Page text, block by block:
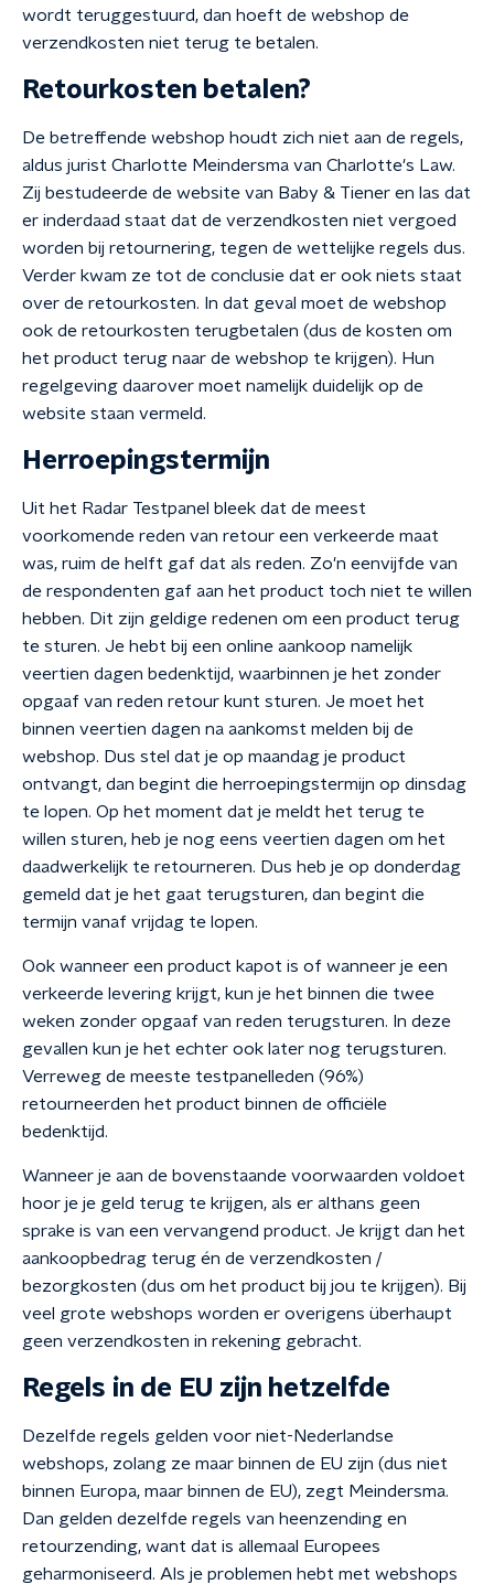
wordt teruggestuurd, dan hoeft de webshop de
verzendkosten niet terug te betalen.
Retourkosten betalen?
De betreffende webshop houdt zich niet aan de regels,
aldus jurist Charlotte Meindersma van Charlotte's Law.
Zij bestudeerde de website van Baby & Tiener en las dat
er inderdaad staat dat de verzendkosten niet vergoed
worden bij retournering, tegen de wettelijke regels dus.
Verder kwam ze tot de conclusie dat er ook niets staat
over de retourkosten. In dat geval moet de webshop
ook de retourkosten terugbetalen (dus de kosten om
het product terug naar de webshop te krijgen). Hun
regelgeving daarover moet namelijk duidelijk op de
website staan vermeld.
Herroepingstermijn
Uit het Radar Testpanel bleek dat de meest
voorkomende reden van retour een verkeerde maat
was, ruim de helft gaf dat als reden. Zo'n eenvijfde van
de respondenten gaf aan het product toch niet te willen
hebben. Dit zijn geldige redenen om een product terug
te sturen. Je hebt bij een online aankoop namelijk
veertien dagen bedenktijd, waarbinnen je het zonder
opgaaf van reden retour kunt sturen. Je moet het
binnen veertien dagen na aankomst melden bij de
webshop. Dus stel dat je op maandag je product
ontvangt, dan begint die herroepingstermijn op dinsdag
te lopen. Op het moment dat je meldt het terug te
willen sturen, heb je nog eens veertien dagen om het
daadwerkelijk te retourneren. Dus heb je op donderdag
gemeld dat je het gaat terugsturen, dan begint die
termijn vanaf vrijdag te lopen.
Ook wanneer een product kapot is of wanneer je een
verkeerde levering krijgt, kun je het binnen die twee
weken zonder opgaaf van reden terugsturen. In deze
gevallen kun je het echter ook later nog terugsturen.
Verreweg de meeste testpanelleden (96%)
retourneerden het product binnen de officiële
bedenktijd.
Wanneer je aan de bovenstaande voorwaarden voldoet
hoor je je geld terug te krijgen, als er althans geen
sprake is van een vervangend product. Je krijgt dan het
aankoopbedrag terug én de verzendkosten /
bezorgkosten (dus om het product bij jou te krijgen). Bij
veel grote webshops worden er overigens überhaupt
geen verzendkosten in rekening gebracht.
Regels in de EU zijn hetzelfde
Dezelfde regels gelden voor niet-Nederlandse
webshops, zolang ze maar binnen de EU zijn (dus niet
binnen Europa, maar binnen de EU), zegt Meindersma.
Dan gelden dezelfde regels van heenzending en
retourzending, want dat is allemaal Europees
geharmoniseerd. Als je problemen hebt met webshops